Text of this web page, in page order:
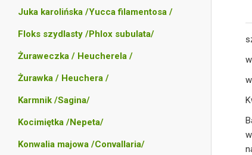
Juka karolińska /Yucca filamentosa /
Floks szydlasty /Phlox subulata/
Żuraweczka / Heucherela /
Żurawka / Heuchera /
Karmnik /Sagina/
Kocimiętka /Nepeta/
Konwalia majowa /Convallaria/